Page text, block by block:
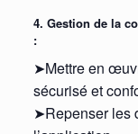
4. Gestion de la
:
➤Mettre en
sécurisé et
➤Repenser les